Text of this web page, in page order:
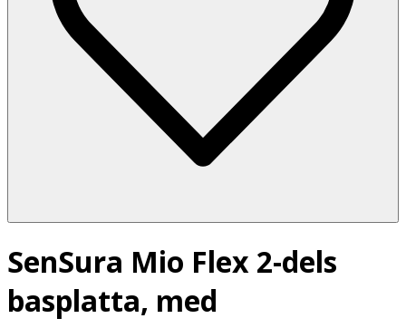
SenSura Mio Flex 2-dels
basplatta, med